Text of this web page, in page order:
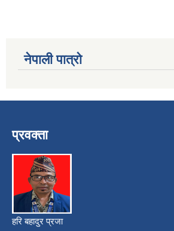
नेपाली पात्रो
प्रवक्ता
हरि बहादुर प्रजा